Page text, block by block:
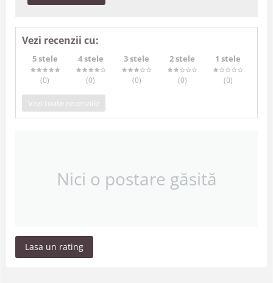
Vezi recenzii cu:
5 stele
(0)
4 stele
(0)
3 stele
(0)
2 stele
(0)
1 stele
(0)
Vezi toate recenziile
Nici o postare găsită
Lasa un rating